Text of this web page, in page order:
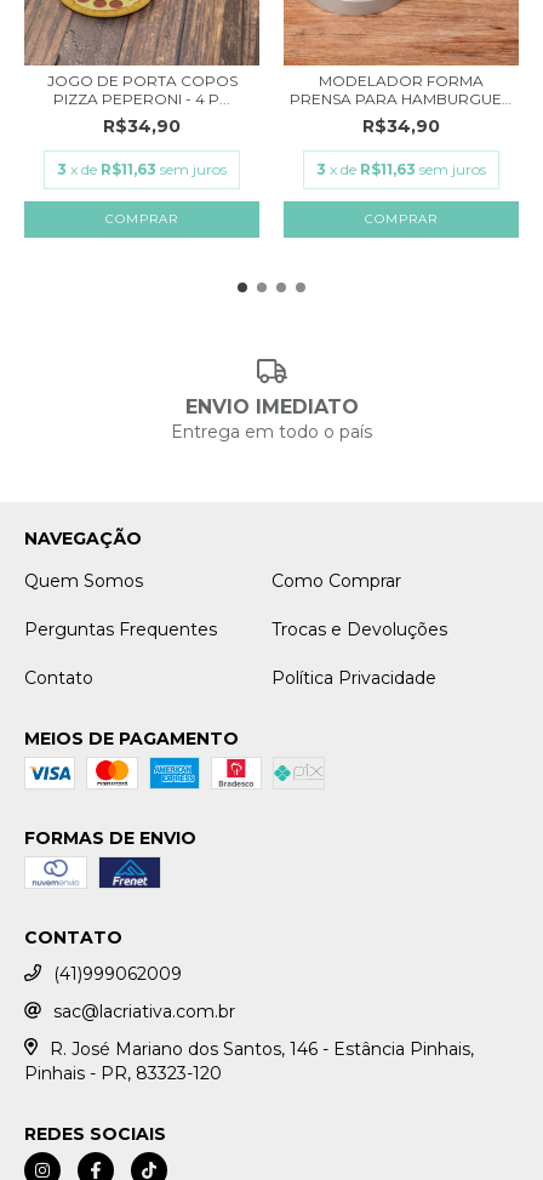
JOGO DE PORTA COPOS
PIZZA PEPERONI - 4 P...
R$34,90
3 x de R$11,63 sem juros
MODELADOR FORMA
PRENSA PARA HAMBURGUER
G...
R$34,90
3 x de R$11,63 sem juros
ENVIO IMEDIATO
Entrega em todo o país
NAVEGAÇÃO
Quem Somos
Como Comprar
Perguntas Frequentes Trocas e Devoluções
Contato Política Privacidade
MEIOS DE PAGAMENTO
FORMAS DE ENVIO
CONTATO
(41)999062009
sac@lacriativa.com.br
R. José Mariano dos Santos, 146 - Estância Pinhais,
Pinhais - PR, 83323-120
REDES SOCIAIS